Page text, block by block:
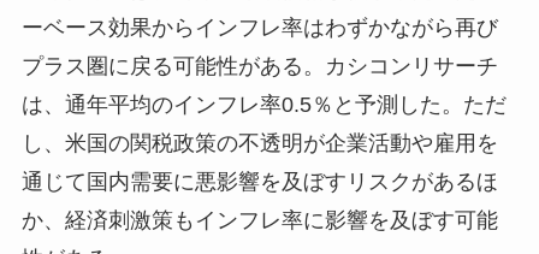
ーベース効果からインフレ率はわずかながら再び
プラス圏に戻る可能性がある。カシコンリサーチ
は、通年平均のインフレ率0.5％と予測した。ただ
し、米国の関税政策の不透明が企業活動や雇用を
通じて国内需要に悪影響を及ぼすリスクがあるほ
か、経済刺激策もインフレ率に影響を及ぼす可能